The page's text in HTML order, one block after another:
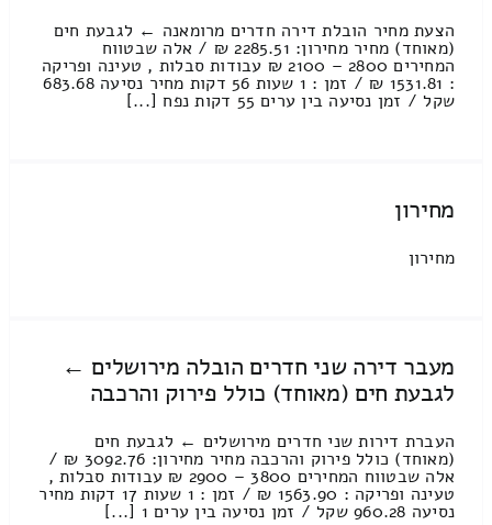
הצעת מחיר הובלת דירה חדרים מרומאנה ← לגבעת חים
(מאוחד) מחיר מחירון: 2285.51 ₪ / אלה שבטווח
המחירים 2800 – 2100 ₪ עבודות סבלות , טעינה ופריקה
: 1531.81 ₪ / זמן : 1 שעות 56 דקות מחיר נסיעה 683.68
שקל / זמן נסיעה בין ערים 55 דקות נפח [...]
מחירון
מחירון
מעבר דירה שני חדרים הובלה מירושלים ←
לגבעת חים (מאוחד) כולל פירוק והרכבה
העברת דירות שני חדרים מירושלים ← לגבעת חים
(מאוחד) כולל פירוק והרכבה מחיר מחירון: 3092.76 ₪ /
אלה שבטווח המחירים 3800 – 2900 ₪ עבודות סבלות ,
טעינה ופריקה : 1563.90 ₪ / זמן : 1 שעות 17 דקות מחיר
נסיעה 960.28 שקל / זמן נסיעה בין ערים 1 [...]